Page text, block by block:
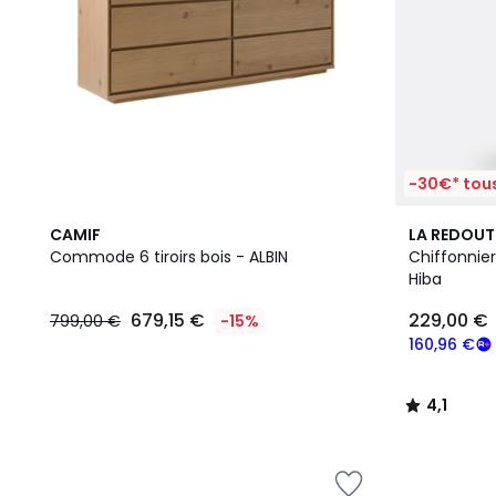
CAMIF
Commode 6 tiroirs bois - ALBIN
799,00 € 679,15 € -15%
-30€*
LA
Hiba
160,96 €
229,00 €
4,1
/ 5
4,1
/